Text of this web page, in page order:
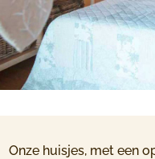
Onze huisjes, met een